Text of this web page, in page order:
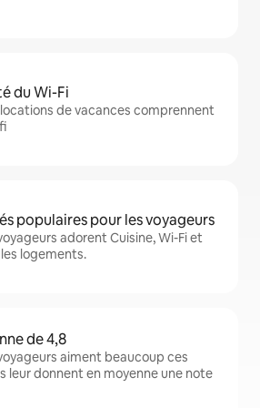
du Wi-Fi
locations de vacances comprennent
populaires pour les voyageurs
adorent Cuisine, Wi-Fi et
logements.
de 4,8
aiment beaucoup ces
leur donnent en moyenne une note